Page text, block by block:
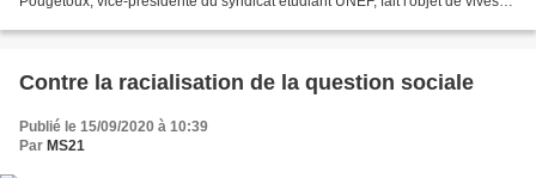
Contre la racialisation de la question sociale
Publié le 15/09/2020 à 10:39
Par MS21